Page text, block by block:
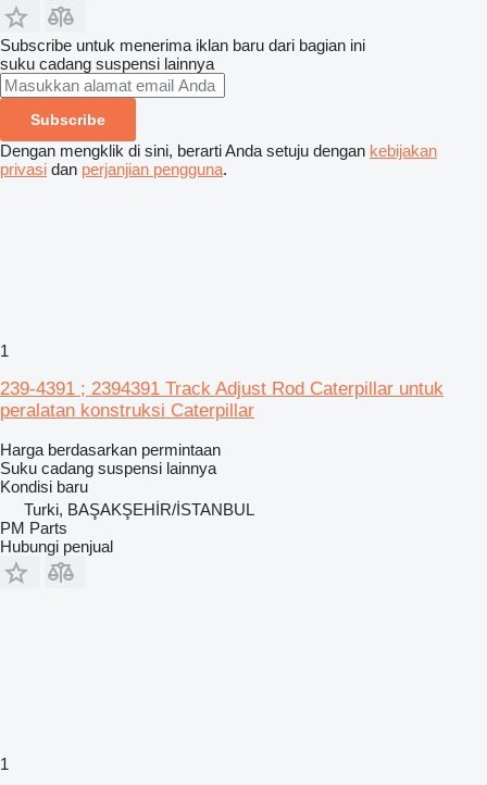
Subscribe untuk menerima iklan baru dari bagian ini
suku cadang suspensi lainnya
Subscribe
Dengan mengklik di sini, berarti Anda setuju dengan kebijakan
privasi dan perjanjian pengguna.
1
239-4391 ; 2394391 Track Adjust Rod Caterpillar untuk
peralatan konstruksi Caterpillar
Harga berdasarkan permintaan
Suku cadang suspensi lainnya
Kondisi baru
Turki, BAŞAKŞEHİR/İSTANBUL
PM Parts
Hubungi penjual
1